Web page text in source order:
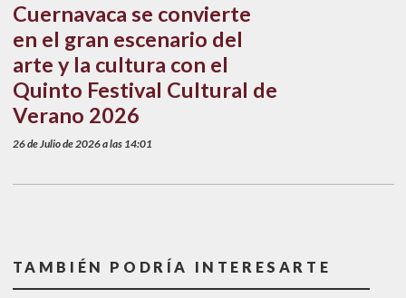
Cuernavaca se convierte
en el gran escenario del
arte y la cultura con el
Quinto Festival Cultural de
Verano 2026
26 de Julio de 2026 a las 14:01
TAMBIÉN PODRÍA INTERESARTE